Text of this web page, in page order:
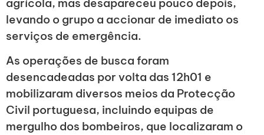
agrícola, mas desapareceu pouco depois,
levando o grupo a accionar de imediato os
serviços de emergência.
As operações de busca foram
desencadeadas por volta das 12h01 e
mobilizaram diversos meios da Protecção
Civil portuguesa, incluindo equipas de
mergulho dos bombeiros, que localizaram o